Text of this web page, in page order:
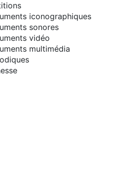
iconographiques
sonores
vidéo
multimédia